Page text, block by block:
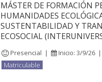
MÁSTER DE FORMACIÓN
HUMANIDADES
SUSTENTABILIDAD Y
ECOSOCIAL
Presencial | Inicio: 3/9/26 |
Matriculable